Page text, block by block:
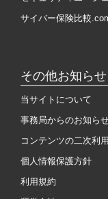
サイバー保険比較
その他お知らせ
当サイトについて
事務局からのお知ら
コンテンツの二次利
個人情報保護方針
利用規約